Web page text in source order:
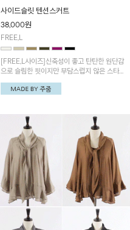
사이드슬릿 텐션스커트
38,000원
FREE,L
[FREE,L사이즈]신축성이 좋고 탄탄한 원단감
으로 슬림한 핏이지만 부담스럽지 않은 스타
일! 플레어 언발트임 블라우스와 세트 느낌으
로 입어보세요!